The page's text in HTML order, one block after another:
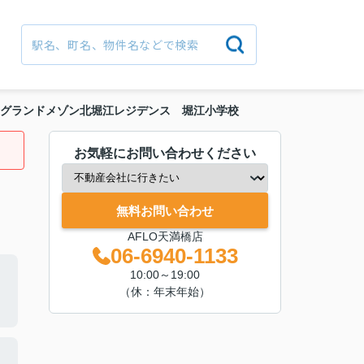
グランドメゾン北堀江レジデンス 堀江小学校
お気軽にお問い合わせください
無料お問い合わせ
AFLO天満橋店
06-6940-1133
10:00～19:00
（休：年末年始）